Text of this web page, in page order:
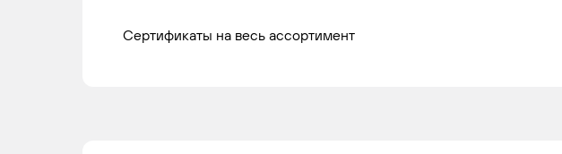
Сертификаты на весь ассортимент